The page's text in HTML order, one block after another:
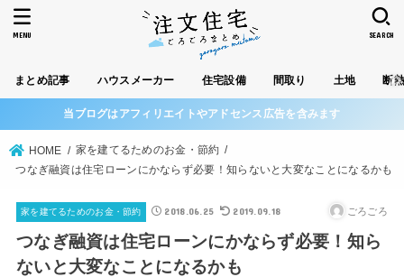
まとめ記事 ハウスメーカー 住宅設備 間取り 土地 断
SEARCH
MENU
当ブログはアフィリエイトやアドセンス広告を含みます
HOME
家を建てるためのお金・節約
つなぎ融資は住宅ローンにかならず必要！知らないと大変なことになるかも
家を建てるためのお金・節約 2018.06.25 2019.09.18 ごろごろ
つなぎ融資は住宅ローンにかならず必要！知ら
ないと大変なことになるかも